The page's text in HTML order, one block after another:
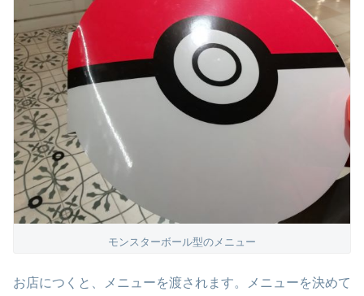
モンスターボール型のメニュー
お店につくと、メニューを渡されます。メニューを決めて